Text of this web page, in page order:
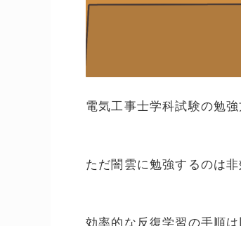
電気工事士学科試験の勉
ただ闇雲に勉強するのは
効率的な反復学習の手順は